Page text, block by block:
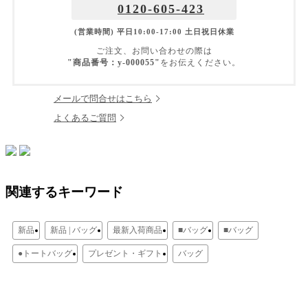
0120-605-423
(営業時間) 平日10:00-17:00 土日祝日休業
ご注文、お問い合わせの際は
"商品番号：y-000055" をお伝えください。
メールで問合せはこちら
よくあるご質問
関連するキーワード
新品 新品 | バッグ 最新入荷商品 ■バッグ ■バッグ
●トートバッグ プレゼント・ギフト バッグ